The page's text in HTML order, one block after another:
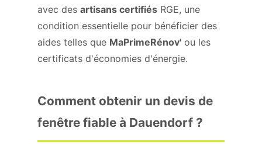
avec des artisans certifiés RGE, une
condition essentielle pour bénéficier des
aides telles que MaPrimeRénov' ou les
certificats d'économies d'énergie.
Comment obtenir un devis de
fenêtre fiable à Dauendorf ?